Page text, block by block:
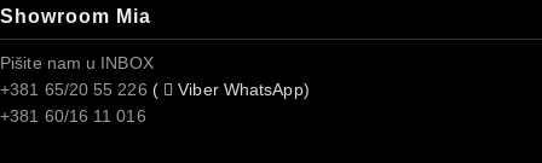
Showroom Mia
Pišite nam u INBOX
+381 65/20 55 226 (
Viber WhatsApp)
+381 60/16 11 016